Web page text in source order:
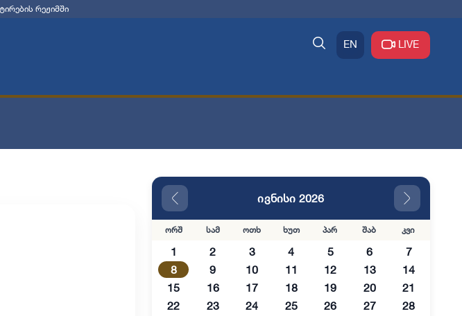
რეჟიმში
EN LIVE
ივნისი 2026
ორშ სამ ოთხ ხუთ პარ შაბ კვი
1 2 3 4 5 6
7
8
9 10 11 12 13
14
15
16 17 18 19 20
21
22
23 24 25 26 27
28